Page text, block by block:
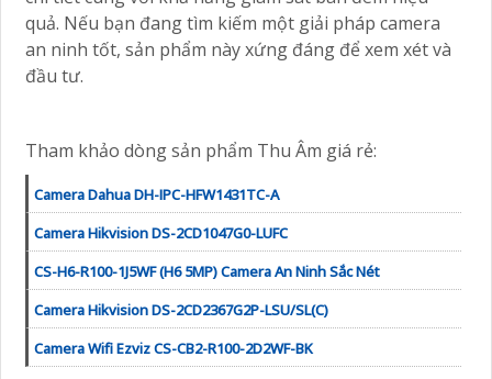
quả. Nếu bạn đang tìm kiếm một giải pháp camera
an ninh tốt, sản phẩm này xứng đáng để xem xét và
đầu tư.
Tham khảo dòng sản phẩm Thu Âm giá rẻ:
Camera Dahua DH-IPC-HFW1431TC-A
Camera Hikvision DS-2CD1047G0-LUFC
CS-H6-R100-1J5WF (H6 5MP) Camera An Ninh Sắc Nét
Camera Hikvision DS-2CD2367G2P-LSU/SL(C)
Camera Wifi Ezviz CS-CB2-R100-2D2WF-BK